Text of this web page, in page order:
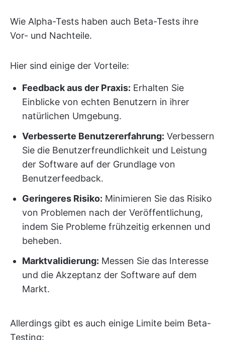
Wie Alpha-Tests haben auch Beta-Tests ihre
Vor- und Nachteile.
Hier sind einige der Vorteile:
Feedback aus der Praxis: Erhalten Sie
Einblicke von echten Benutzern in ihrer
natürlichen Umgebung.
Verbesserte Benutzererfahrung: Verbessern
Sie die Benutzerfreundlichkeit und Leistung
der Software auf der Grundlage von
Benutzerfeedback.
Geringeres Risiko: Minimieren Sie das Risiko
von Problemen nach der Veröffentlichung,
indem Sie Probleme frühzeitig erkennen und
beheben.
Marktvalidierung: Messen Sie das Interesse
und die Akzeptanz der Software auf dem
Markt.
Allerdings gibt es auch einige Limite beim Beta-
Testing: